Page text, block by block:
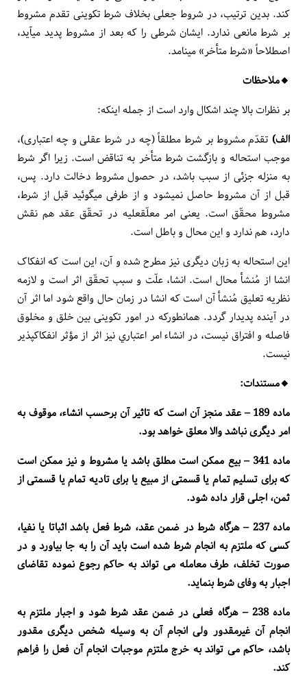
کند. بدین ترتیب، در شروط جعلی بخلاف شرط تکوینی تقدم مشروط
بر شرط مانعی ندارد. ایشان شرطی را که بعد از مشروط پدید می­آید،
اصطلاحاً «شرط متأخر» می­نامد.
🔸️ملاحظات
بر نظرات بالا چند اشکال وارد است از جمله این­که:
الف) تقدّم مشروط بر شرط مطلقاً (چه در شرط عقلی و چه اعتباری)،
موجب استحاله و بازگشت شرط متأخر به تناقض است. زیرا اگر شرط
به منزله جزئی از سبب باشد، در حصول مشروط دخالت دارد. پس،
قبل از آن مشروط حاصل نمی­شود و از طرفی می­گوئید قبل از شرط،
مشروط محقّق است. یعنی امر معلّق­علیه در تحقّق عقد هم نقش
دارد، هم ندارد و این محال و باطل است.
این استحاله به زبان دیگری نیز مطرح شده و آن، این است ­که انفکاک
انشا از مُنشأ محال است. انشا، علّت و سبب تحقّق اثر است و لازمه
نظریه تعلیق مُنشأ آن است که انشا در زمان حال واقع شود اما اثر آن
در آینده پدیدار گردد. همان­طور­که در امور تکوینی بین خلق و مخلوق
فاصله و افتراق نیست، در انشاء امر اعتباري نيز اثر از مؤثر انفکاک­پذیر
نیست.
🔸️مستندات:
ماده 189 – عقد منجز آن است که تاثیر آن برحسب انشاء، موقوف به
امر دیگری نباشد والا معلق خواهد بود.
ماده 341 – بیع ممکن است مطلق باشد یا مشروط و نیز ممکن است
که برای تسلیم تمام یا قسمتی از مبیع یا برای تادیه تمام یا قسمتی از
ثمن، اجلی قرار داده شود.
ماده 237 – هرگاه شرط در ضمن عقد، شرط فعل باشد اثباتا یا نفیا،
کسی که ملتزم به انجام شرط شده است باید آن را به جا بیاورد و در
صورت تخلف، طرف معامله می تواند به حاکم رجوع نموده تقاضای
اجبار به وفای شرط بنماید.
ماده 238 – هرگاه فعلی در ضمن عقد شرط شود و اجبار ملتزم به
انجام آن غیرمقدور ولی انجام آن به وسیله شخص دیگری مقدور
باشد، حاکم می تواند به خرج ملتزم موجبات انجام آن فعل را فراهم
کند.